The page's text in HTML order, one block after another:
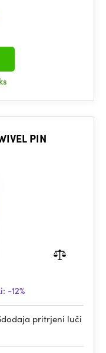
PIN
-12%
pritrjeni luči